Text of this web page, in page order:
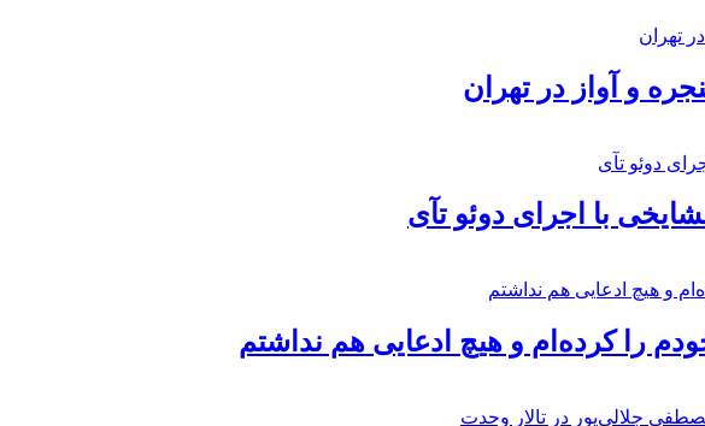
و آواز در تهران
با اجرای دوئو تآی
را کرده‌ام و هیچ ادعایی هم نداشتم